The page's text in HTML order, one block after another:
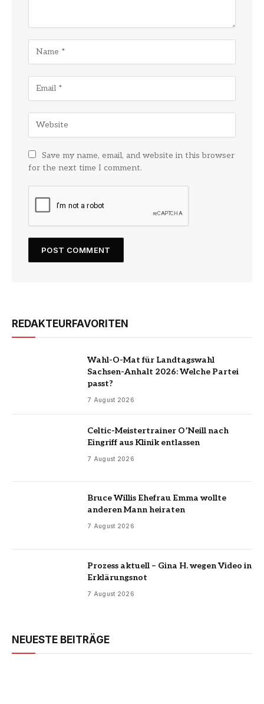
Save my name, email, and website in this browser
for the next time I comment.
REDAKTEURFAVORITEN
Wahl-O-Mat für Landtagswahl
Sachsen-Anhalt 2026: Welche Partei
passt?
7 August 2026
Celtic-Meistertrainer O’Neill nach
Eingriff aus Klinik entlassen
7 August 2026
Bruce Willis Ehefrau Emma wollte
anderen Mann heiraten
7 August 2026
Prozess aktuell – Gina H. wegen Video in
Erklärungsnot
7 August 2026
NEUESTE BEITRÄGE